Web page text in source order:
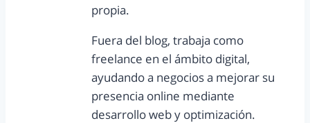
propia.
Fuera del blog, trabaja como
freelance en el ámbito digital,
ayudando a negocios a mejorar su
presencia online mediante
desarrollo web y optimización.